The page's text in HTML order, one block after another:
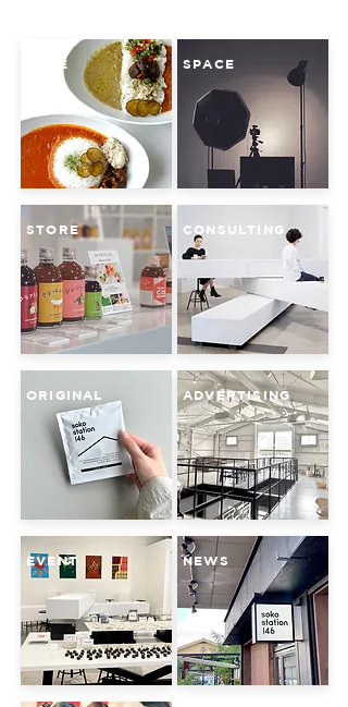
CAFE
STORE
ORIGINAL
EVENT
SPACE
CONSULTING
ADVERTISING
NEWS